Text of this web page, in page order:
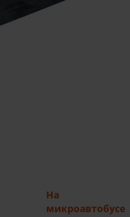
На
микроавтобусе